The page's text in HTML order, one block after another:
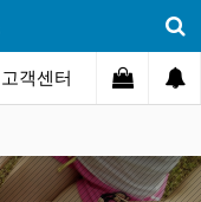
고객센터